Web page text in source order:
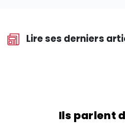
Lire ses derniers
Ils parlent